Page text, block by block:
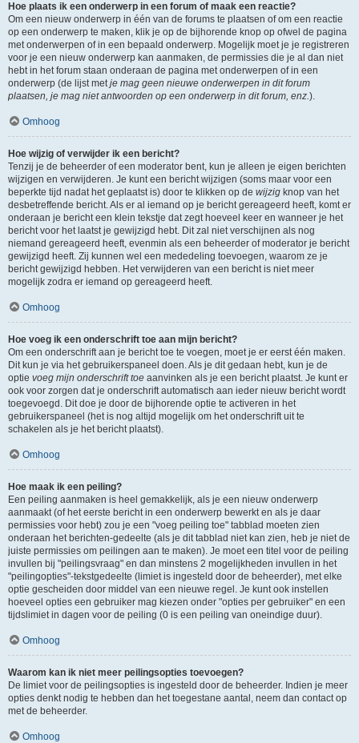
Hoe plaats ik een onderwerp in een forum of maak een reactie?
Om een nieuw onderwerp in één van de forums te plaatsen of om een reactie
op een onderwerp te maken, klik je op de bijhorende knop op ofwel de pagina
met onderwerpen of in een bepaald onderwerp. Mogelijk moet je je registreren
voor je een nieuw onderwerp kan aanmaken, de permissies die je al dan niet
hebt in het forum staan onderaan de pagina met onderwerpen of in een
onderwerp (de lijst metje mag geen nieuwe onderwerpen in dit forum
plaatsen, je mag niet antwoorden op een onderwerp in dit forum, enz.).
Omhoog
Hoe wijzig of verwijder ik een bericht?
Tenzij je de beheerder of een moderator bent, kun je alleen je eigen berichten
wijzigen en verwijderen. Je kunt een bericht wijzigen (soms maar voor een
beperkte tijd nadat het geplaatst is) door te klikken op de wijzig knop van het
desbetreffende bericht. Als er al iemand op je bericht gereageerd heeft, komt er
onderaan je bericht een klein tekstje dat zegt hoeveel keer en wanneer je het
bericht voor het laatst je gewijzigd hebt. Dit zal niet verschijnen als nog
niemand gereageerd heeft, evenmin als een beheerder of moderator je bericht
gewijzigd heeft. Zij kunnen wel een mededeling toevoegen, waarom ze je
bericht gewijzigd hebben. Het verwijderen van een bericht is niet meer
mogelijk zodra er iemand op gereageerd heeft.
Omhoog
Hoe voeg ik een onderschrift toe aan mijn bericht?
Om een onderschrift aan je bericht toe te voegen, moet je er eerst één maken.
Dit kun je via het gebruikerspaneel doen. Als je dit gedaan hebt, kun je de
optie voeg mijn onderschrift toe aanvinken als je een bericht plaatst. Je kunt er
ook voor zorgen dat je onderschrift automatisch aan ieder nieuw bericht wordt
toegevoegd. Dit doe je door de bijhorende optie te activeren in het
gebruikerspaneel (het is nog altijd mogelijk om het onderschrift uit te
schakelen als je het bericht plaatst).
Omhoog
Hoe maak ik een peiling?
Een peiling aanmaken is heel gemakkelijk, als je een nieuw onderwerp
aanmaakt (of het eerste bericht in een onderwerp bewerkt en als je daar
permissies voor hebt) zou je een "voeg peiling toe" tabblad moeten zien
onderaan het berichten-gedeelte (als je dit tabblad niet kan zien, heb je niet de
juiste permissies om peilingen aan te maken). Je moet een titel voor de peiling
invullen bij "peilingsvraag" en dan minstens 2 mogelijkheden invullen in het
"peilingopties"-tekstgedeelte (limiet is ingesteld door de beheerder), met elke
optie gescheiden door middel van een nieuwe regel. Je kunt ook instellen
hoeveel opties een gebruiker mag kiezen onder "opties per gebruiker" en een
tijdslimiet in dagen voor de peiling (0 is een peiling van oneindige duur).
Omhoog
Waarom kan ik niet meer peilingsopties toevoegen?
De limiet voor de peilingsopties is ingesteld door de beheerder. Indien je meer
opties denkt nodig te hebben dan het toegestane aantal, neem dan contact op
met de beheerder.
Omhoog